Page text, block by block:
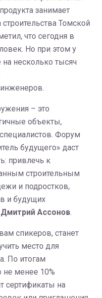
занимает
строительства Томской
что сегодня в
Но при этом у
несколько тысяч
– это
объекты,
Форум
будущего» даст
привлечь к
строительным
и подростков,
и будущих
Дмитрий Ассонов.
спикеров, станет
место для
По итогам
не менее 10%
сертификаты на